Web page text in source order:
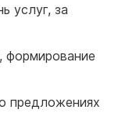
услуг, за
формирование
предложениях